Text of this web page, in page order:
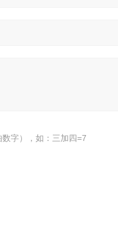
字），如：三加四=7